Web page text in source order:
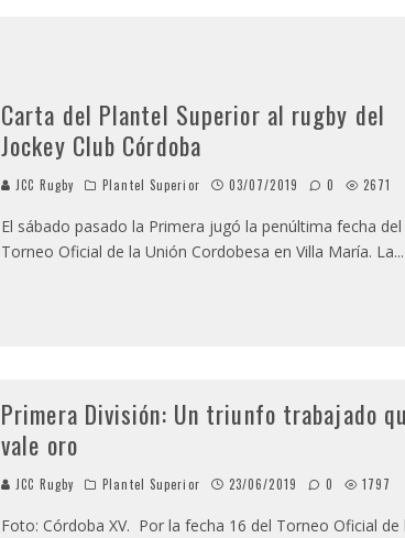
Carta del Plantel Superior al rugby del
Jockey Club Córdoba
JCC Rugby Plantel Superior 03/07/2019 0 2671
El sábado pasado la Primera jugó la penúltima fecha del
Torneo Oficial de la Unión Cordobesa en Villa María. La...
Primera División: Un triunfo trabajado
vale oro
JCC Rugby Plantel Superior 23/06/2019 0 1797
Foto: Córdoba XV. Por la fecha 16 del Torneo Oficial de